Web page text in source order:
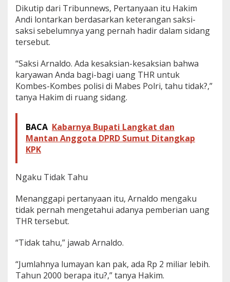
g
i
-
b
i
S
u
p
Dikutip dari Tribunnews, Pertanyaan itu Hakim
Andi lontarkan berdasarkan keterangan saksi-
saksi sebelumnya yang pernah hadir dalam sidang
tersebut.
“Saksi Arnaldo. Ada kesaksian-kesaksian bahwa
karyawan Anda bagi-bagi uang THR untuk
Kombes-Kombes polisi di Mabes Polri, tahu tidak?,”
tanya Hakim di ruang sidang.
BACA Kabarnya Bupati Langkat dan
Mantan Anggota DPRD Sumut Ditangkap
KPK
Ngaku Tidak Tahu
Menanggapi pertanyaan itu, Arnaldo mengaku
tidak pernah mengetahui adanya pemberian uang
THR tersebut.
“Tidak tahu,” jawab Arnaldo.
“Jumlahnya lumayan kan pak, ada Rp 2 miliar lebih.
Tahun 2000 berapa itu?,” tanya Hakim.